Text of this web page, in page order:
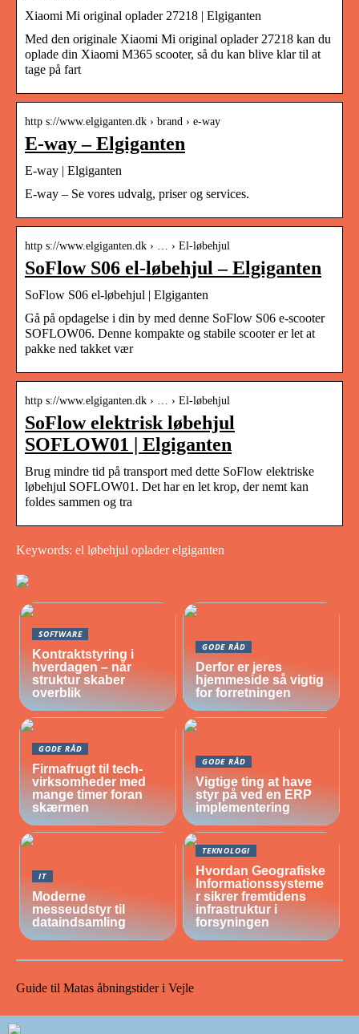
Xiaomi Mi original oplader 27218 | Elgiganten
Med den originale Xiaomi Mi original oplader 27218 kan du
oplade din Xiaomi M365 scooter, så du kan blive klar til at
tage på fart
http s://www.elgiganten.dk › brand › e-way
E-way – Elgiganten
E-way | Elgiganten
E-way – Se vores udvalg, priser og services.
http s://www.elgiganten.dk › … › El-løbehjul
SoFlow S06 el-løbehjul – Elgiganten
SoFlow S06 el-løbehjul | Elgiganten
Gå på opdagelse i din by med denne SoFlow S06 e-scooter
SOFLOW06. Denne kompakte og stabile scooter er let at
pakke ned takket vær
http s://www.elgiganten.dk › … › El-løbehjul
SoFlow elektrisk løbehjul
SOFLOW01 | Elgiganten
Brug mindre tid på transport med dette SoFlow elektriske
løbehjul SOFLOW01. Det har en let krop, der nemt kan
foldes sammen og tra
Keywords: el løbehjul oplader elgiganten
SOFTWARE
Kontraktstyring i
hverdagen – når
struktur skaber
overblik
GODE RÅD
Derfor er jeres
hjemmeside så vigtig
for forretningen
GODE RÅD
Firmafrugt til tech-
virksomheder med
mange timer foran
skærmen
GODE RÅD
Vigtige ting at have
styr på ved en ERP
implementering
IT
Moderne
messeudstyr til
dataindsamling
TEKNOLOGI
Hvordan Geografiske
Informationssysteme
r sikrer fremtidens
infrastruktur i
forsyningen
Guide til Matas åbningstider i Vejle